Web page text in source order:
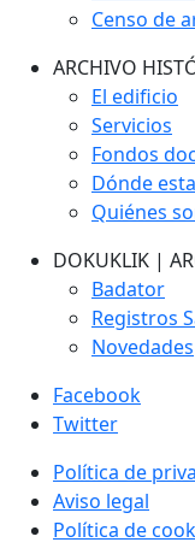
Censo de
ARCHIVO
El edificio
Servicios
Fondos
Dónde
Quiénes
DOKUKLIK |
Badator
Registros
Novedades
Facebook
Twitter
Política de
Aviso legal
Política de